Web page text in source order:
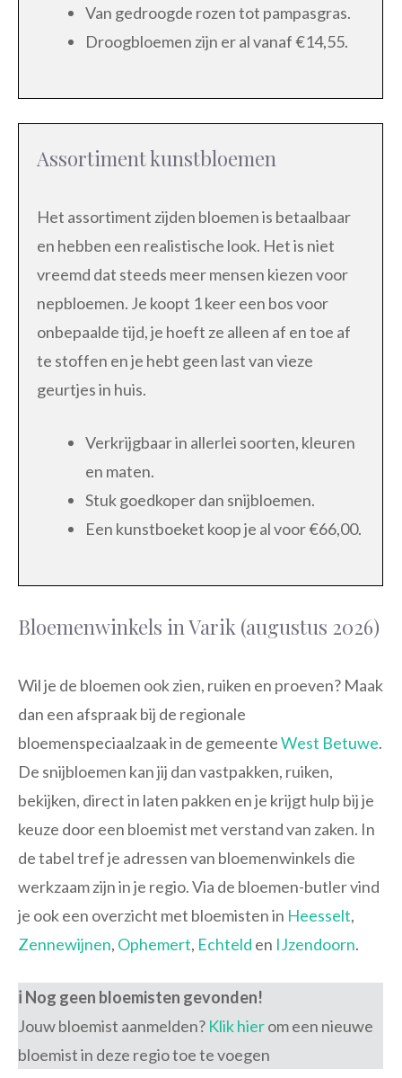
Van gedroogde rozen tot pampasgras.
Droogbloemen zijn er al vanaf €14,55.
Assortiment kunstbloemen
Het assortiment zijden bloemen is betaalbaar
en hebben een realistische look. Het is niet
vreemd dat steeds meer mensen kiezen voor
nepbloemen. Je koopt 1 keer een bos voor
onbepaalde tijd, je hoeft ze alleen af en toe af
te stoffen en je hebt geen last van vieze
geurtjes in huis.
Verkrijgbaar in allerlei soorten, kleuren
en maten.
Stuk goedkoper dan snijbloemen.
Een kunstboeket koop je al voor €66,00.
Bloemenwinkels in Varik (augustus 2026)
Wil je de bloemen ook zien, ruiken en proeven? Maak
dan een afspraak bij de regionale
bloemenspeciaalzaak in de gemeenteWest Betuwe.
De snijbloemen kan jij dan vastpakken, ruiken,
bekijken, direct in laten pakken en je krijgt hulp bij je
keuze door een bloemist met verstand van zaken. In
de tabel tref je adressen van bloemenwinkels die
werkzaam zijn in je regio. Via de bloemen-butler vind
je ook een overzicht met bloemisten in Heesselt,
Zennewijnen, Ophemert, Echteld en IJzendoorn.
ℹ️ Nog geen bloemisten gevonden!
Jouw bloemist aanmelden? Klik hierom een nieuwe
bloemist in deze regio toe te voegen